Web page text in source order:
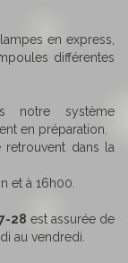
en express,
différentes
notre système
en préparation.
retrouvent dans la
et à 16h00.
28 est assurée de
au vendredi.